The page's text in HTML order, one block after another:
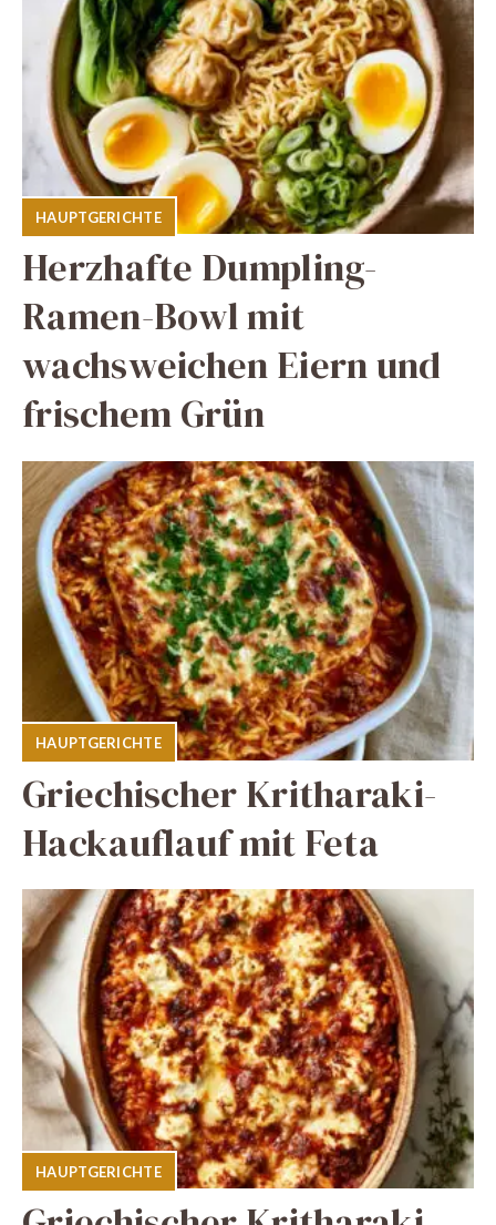
HAUPTGERICHTE
Herzhafte Dumpling-
Ramen-Bowl mit
wachsweichen Eiern und
frischem Grün
HAUPTGERICHTE
Griechischer Kritharaki-
Hackauflauf mit Feta
HAUPTGERICHTE